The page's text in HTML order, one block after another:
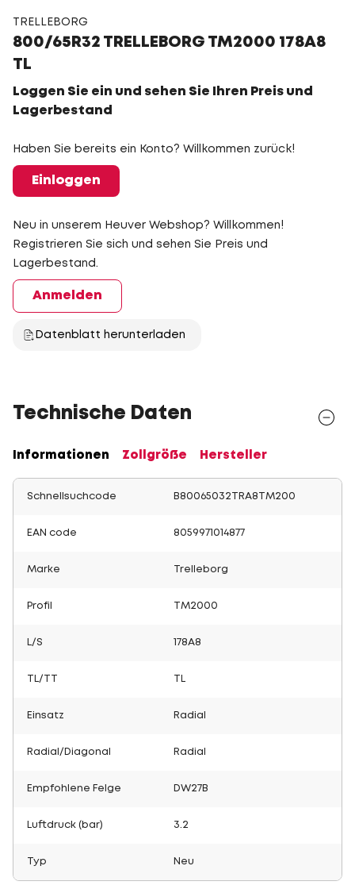
TRELLEBORG
800/65R32 TRELLEBORG TM2000 178A8
TL
Loggen Sie ein und sehen Sie Ihren Preis und
Lagerbestand
Haben Sie bereits ein Konto? Willkommen zurück!
Einloggen
Neu in unserem Heuver Webshop? Willkommen!
Registrieren Sie sich und sehen Sie Preis und
Lagerbestand.
Anmelden
Datenblatt herunterladen
Technische Daten
Informationen Zollgröße Hersteller
Schnellsuchcode B80065032TRA8TM200
EAN code 8059971014877
Marke Trelleborg
Profil TM2000
L/S 178A8
TL/TT
Einsatz Radial
Radial/Diagonal Radial
Empfohlene Felge DW27B
Luftdruck (bar) 3.2
Typ Neu